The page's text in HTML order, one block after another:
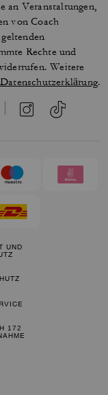
an Veranstaltungen,
von Coach
Rechte und
Weitere
Datenschutzerklärung.
UND
172